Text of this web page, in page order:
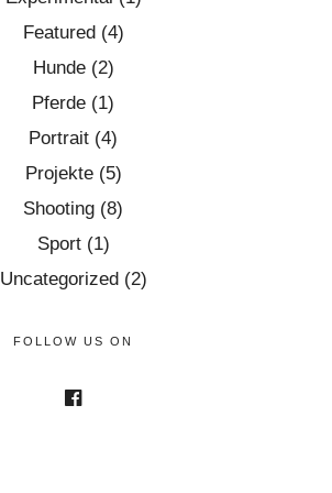
Featured(4)
Hunde(2)
Pferde (1)
Portrait (4)
Projekte(5)
Shooting (8)
Sport(1)
Uncategorized(2)
FOLLOW US ON